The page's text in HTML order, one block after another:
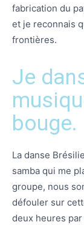
fabrication du
et je reconnais
frontières.
Je
bouge.
La danse
samba qui me
groupe, nous
défouler sur
deux heures